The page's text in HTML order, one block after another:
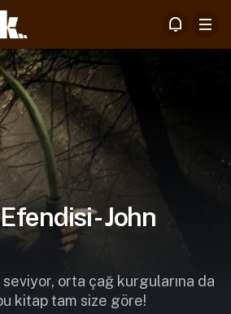
- John
orta çağ kurgularına da
kitap tam size göre!